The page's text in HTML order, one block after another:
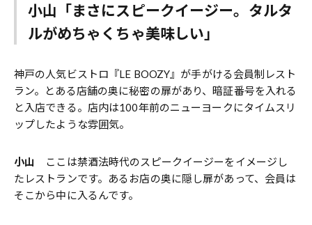
小山「まさにスピークイージー。タルタ
ルがめちゃくちゃ美味しい」
神戸の人気ビストロ『LE BOOZY』が手がける会員制レスト
ラン。とある店舗の奥に秘密の扉があり、暗証番号を入れる
と入店できる。店内は100年前のニューヨークにタイムスリ
ップしたような雰囲気。
小山
ここは禁酒法時代のスピークイージーをイメージし
たレストランです。あるお店の奥に隠し扉があって、会員は
そこから中に入るんです。